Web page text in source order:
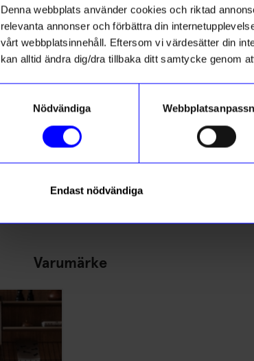
Denna webbplats använder cookies och riktad
relevanta annonser och förbättra din
vårt webbplatsinnehåll. Eftersom vi värdesätter din
kan alltid ändra dig/dra tillbaka ditt samtycke genom
Nödvändiga
Endast nödvändiga
Väggavel 75x20 1-p svart
Varumärke